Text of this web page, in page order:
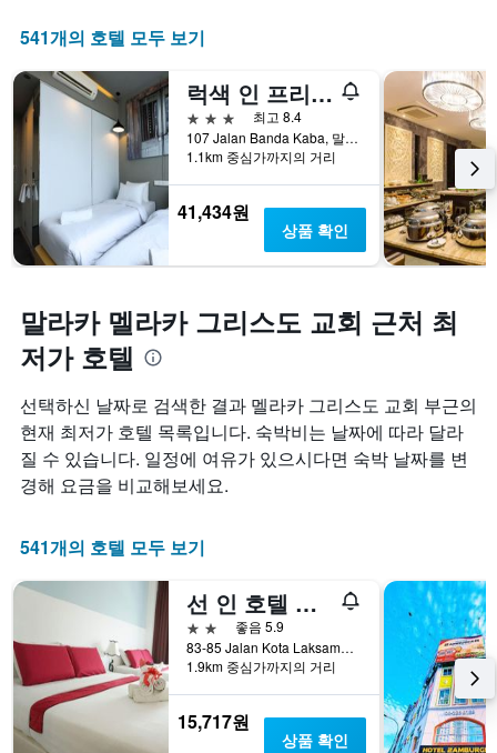
541개의 호텔 모두 보기
럭색 인 프리미엄 멜라카
3성급
최고 8.4
107 Jalan Banda Kaba, 말라카, 말레이시아
1.1km 중심가까지의 거리
41,434원
상품 확인
말라카 멜라카 그리스도 교회 근처 최
저가 호텔
선택하신 날짜로 검색한 결과 멜라카 그리스도 교회 부근의
현재 최저가 호텔 목록입니다. 숙박비는 날짜에 따라 달라
질 수 있습니다. 일정에 여유가 있으시다면 숙박 날짜를 변
경해 요금을 비교해보세요.
541개의 호텔 모두 보기
선 인 호텔 락사마나
2성급
좋음 5.9
83-85 Jalan Kota Laksamana 3/8, 말라카, 말레이시아
1.9km 중심가까지의 거리
15,717원
상품 확인